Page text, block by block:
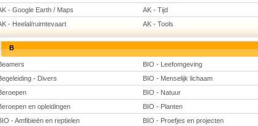
- Google Earth / Maps
AK - Tijd
- Heelal/ruimtevaart
AK - Tools
B
BIO - Leefomgeving
- Divers
BIO - Menselijk lichaam
BIO - Natuur
en opleidingen
BIO - Planten
- Amfibieën en reptielen
BIO - Proefjes en projecten